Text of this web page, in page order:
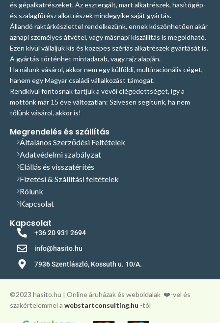
és gépalkatrészeket. Az esztergált, mart alkatrészek, hasítógép-
és szalagfűrész alkatrészek mindegyike saját gyártás.
Állandó raktárkészlettel rendelkezünk, ennek köszönhetően akár
aznapi személyes átvétel, vagy másnapi kiszállítás is megoldható.
Ezen kívül vállaljuk kis és közepes szériás alkatrészek gyártását is.
A gyártás történhet mintadarab, vagy rajz alapján.
Ha nálunk vásárol, akkor nem egy külföldi, multinacionális céget,
hanem egy Magyar családi vállalkozást támogat.
Rendkívül fontosnak tartjuk a vevői elégedettséget, így a
mottónk már 15 éve változatlan: Szívesen segítünk, ha nem
tőlünk vásárol, akkor is!
Megrendelés és szállítás
Általános Szerződési Feltételek
Adatvédelmi szabályzat
Elállás és visszatérítés
Fizetési & Szállítási feltételek
Rólunk
Kapcsolat
Kapcsolat
+36 20 931 2694
info@hasito.hu
7936 Szentlászló, Kossuth u. 10/A.
©️2023 hasito.hu | Online áruházak és weboldalak ❤️-vel és
szakértelemmel a webstartconsulting.hu -tól